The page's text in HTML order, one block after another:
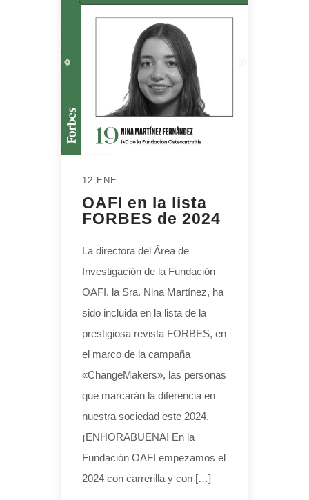
12 ENE
OAFI en la lista
FORBES de 2024
La directora del Área de
Investigación de la Fundación
OAFI, la Sra. Nina Martínez, ha
sido incluida en la lista de la
prestigiosa revista FORBES, en
el marco de la campaña
«ChangeMakers», las personas
que marcarán la diferencia en
nuestra sociedad este 2024.
¡ENHORABUENA! En la
Fundación OAFI empezamos el
2024 con carrerilla y con […]